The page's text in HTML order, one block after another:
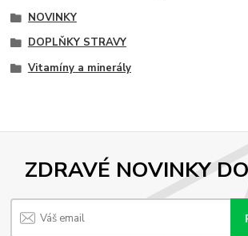
NOVINKY
DOPLŇKY STRAVY
Vitamíny a minerály
ZDRAVÉ NOVINKY